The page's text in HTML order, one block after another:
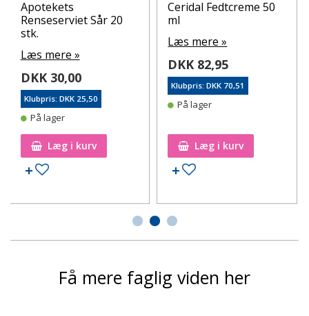
Apotekets
Renseserviet Sår 20
stk.
Læs mere »
DKK 30,00
Klubpris: DKK 25,50
På lager
Læg i kurv
Tilføj til ønskeseddel
Ceridal Fedtcreme 50
ml
Læs mere »
DKK 82,95
Klubpris: DKK 70,51
På lager
Læg i kurv
Tilføj til ønskeseddel
Få mere faglig viden her